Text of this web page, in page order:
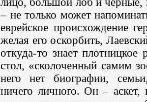
– не только может
еврейское происхождение
желая его оскорбить,
откуда-то знает
стол, «сколоченный самим
него нет биографии,
ничего личного. Он –